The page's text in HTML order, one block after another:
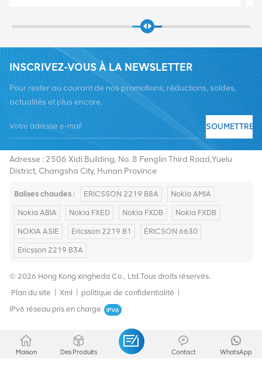
INSCRIVEZ-VOUS À LA NEWSLETTER
Pour rester au courant de nos promotions, réductions, soldes,
actualités et plus encore.
SOUMETTRE
Tél :+8619376997331
Adresse : 2506 Xidi Building, No. 8 Fenglin Third Road,Yuelu
District, Changsha City, Hunan Province
Balises chaudes : ERICSSON 2219 B8A Nokia AMIA
Nokia ABIA Nokia FXED Nokia FXDB Nokia FXDB
NOKIA ASIE Ericsson 2219 B1 ÉRICSON 6630
Ericsson 2219 B3A
© 2026 Hong Kong xingheda Co., Ltd.Tous droits réservés.
Plan du site
Xml politique de confidentialité
IPv6 réseau pris en charge
Maison Des Produits WhatsApp
Contact